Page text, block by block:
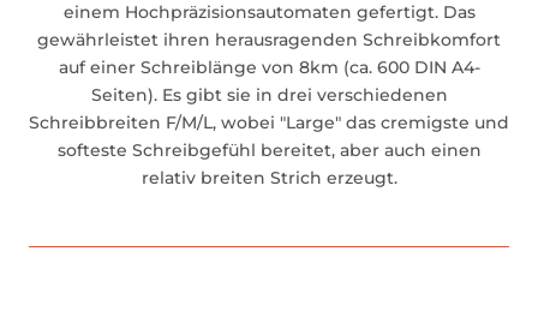
einem Hochpräzisionsautomaten gefertigt. Das
gewährleistet ihren herausragenden Schreibkomfort
auf einer Schreiblänge von 8km (ca. 600 DIN A4-
Seiten). Es gibt sie in drei verschiedenen
Schreibbreiten F/M/L, wobei "Large" das cremigste und
softeste Schreibgefühl bereitet, aber auch einen
relativ breiten Strich erzeugt.